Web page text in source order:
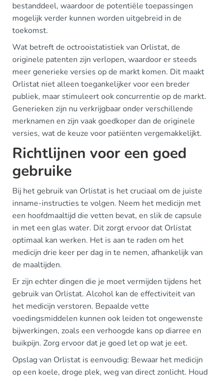
bestanddeel, waardoor de potentiële toepassingen
mogelijk verder kunnen worden uitgebreid in de
toekomst.
Wat betreft de octrooistatistiek van Orlistat, de
originele patenten zijn verlopen, waardoor er steeds
meer generieke versies op de markt komen. Dit maakt
Orlistat niet alleen toegankelijker voor een breder
publiek, maar stimuleert ook concurrentie op de markt.
Generieken zijn nu verkrijgbaar onder verschillende
merknamen en zijn vaak goedkoper dan de originele
versies, wat de keuze voor patiënten vergemakkelijkt.
Richtlijnen voor een goed
gebruike
Bij het gebruik van Orlistat is het cruciaal om de juiste
inname-instructies te volgen. Neem het medicijn met
een hoofdmaaltijd die vetten bevat, en slik de capsule
in met een glas water. Dit zorgt ervoor dat Orlistat
optimaal kan werken. Het is aan te raden om het
medicijn drie keer per dag in te nemen, afhankelijk van
de maaltijden.
Er zijn echter dingen die je moet vermijden tijdens het
gebruik van Orlistat. Alcohol kan de effectiviteit van
het medicijn verstoren. Bepaalde vette
voedingsmiddelen kunnen ook leiden tot ongewenste
bijwerkingen, zoals een verhoogde kans op diarree en
buikpijn. Zorg ervoor dat je goed let op wat je eet.
Opslag van Orlistat is eenvoudig: Bewaar het medicijn
op een koele, droge plek, weg van direct zonlicht. Houd